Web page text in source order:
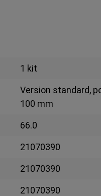
1 kit
Version standard,
100 mm
66.0
21070390
21070390
21070390